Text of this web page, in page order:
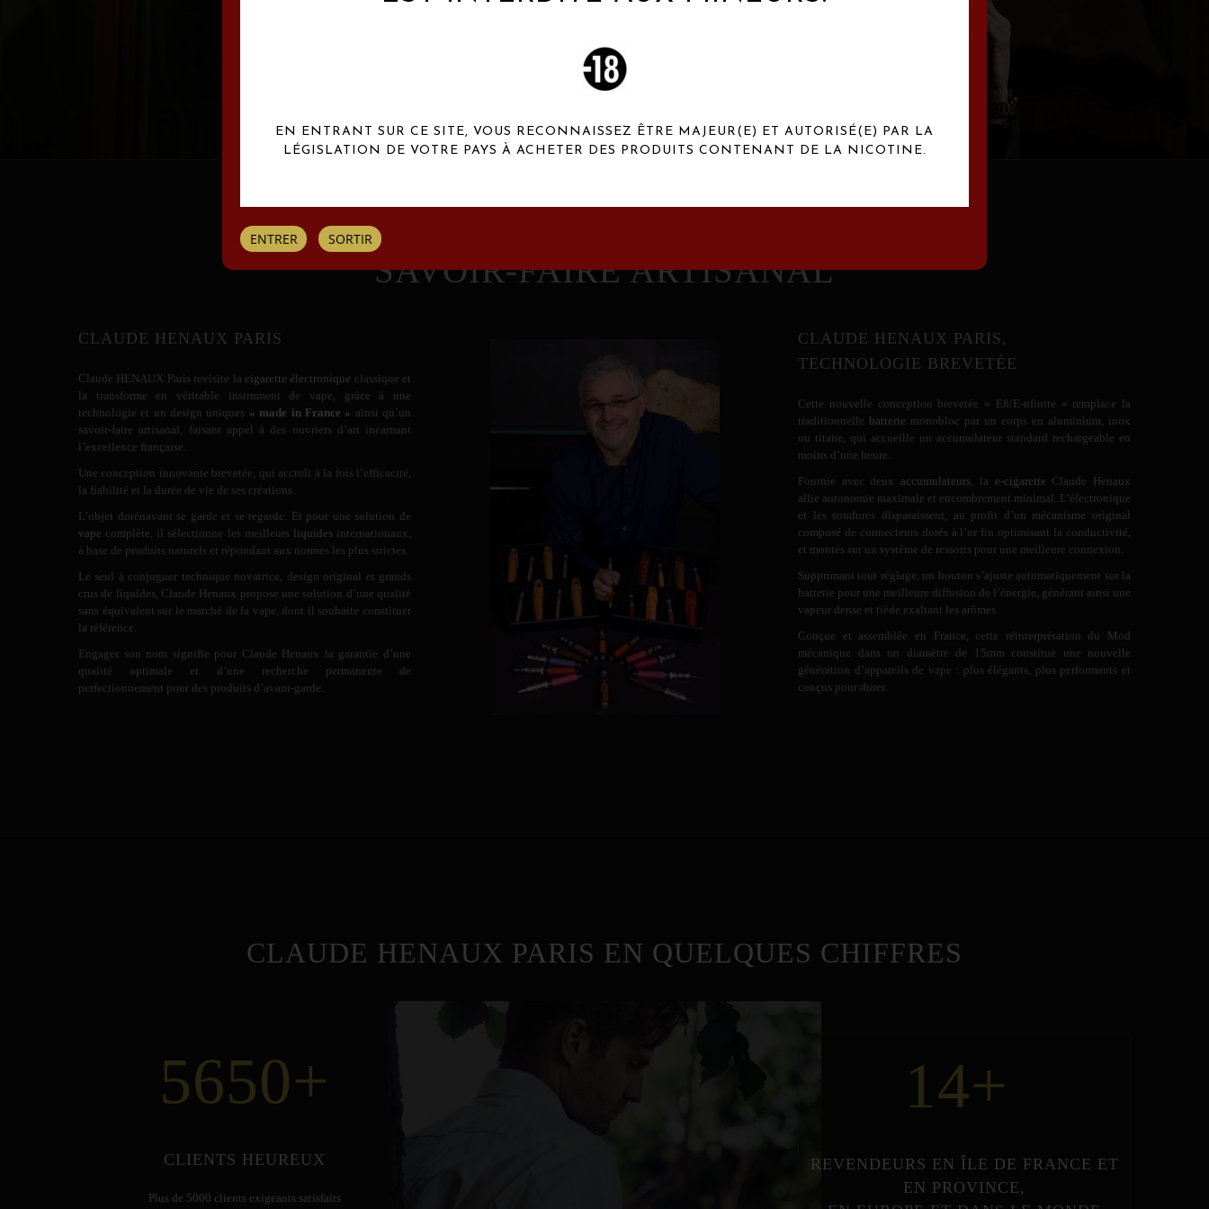
SAVOIR-FAIRE ARTISANAL
CLAUDE HENAUX PARIS
Claude HENAUX Paris revisite la cigarette électronique classique et
la transforme en véritable instrument de vape, grâce à une
technologie et un design uniques « made in France » ainsi qu’un
savoir-faire artisanal, faisant appel à des ouvriers d’art incarnant
l’excellence française.
Une conception innovante brevetée, qui accroît à la fois l’efficacité,
la fiabilité et la durée de vie de ses créations.
L’objet dorénavant se garde et se regarde. Et pour une solution de
vape complète, il sélectionne les meilleurs liquidesinternationaux,
à base de produits naturels et répondant aux normes les plus strictes.
Le seul à conjuguer technique novatrice, design original et grands
crus de liquides, Claude Henaux propose une solution d’une qualité
sans équivalent sur le marché de la vape, dont il souhaite constituer
la référence.
Engager son nom signifie pour Claude Henaux la garantie d’une
qualité optimale et d’une recherche permanente de
perfectionnement pour des produits d’avant-garde.
CLAUDE HENAUX PARIS,
TECHNOLOGIE BREVETÉE
Cette nouvelle conception brevetée « E8/E-nfinite » remplace la
traditionnelle batterie monobloc par un corps en aluminium, inox
ou titane, qui accueille un accumulateur standard rechargeable en
moins d’une heure.
Fournie avec deux accumulateurs , la e-cigarette Claude Henaux
allie autonomie maximale et encombrement minimal. L’électronique
et les soudures disparaissent, au profit d’un mécanisme original
composé de connecteurs dorés à l’or fin optimisant la conductivité,
et montés sur un système de ressorts pour une meilleure connexion.
Supprimant tout réglage, un bouton s’ajuste automatiquement sur la
batterie pour une meilleure diffusion de l’énergie, générant ainsi une
vapeur dense et tiède exaltant les arômes.
Conçue et assemblée en France, cette réinterprétation du Mod
mécanique dans un diamètre de 15mm constitue une nouvelle
génération d’appareils de vape : plus élégants, plus performants et
conçus pour durer.
CLAUDE HENAUX PARIS EN QUELQUES CHIFFRES
5650+
CLIENTS HEUREUX
Plus de 5000 clients exigeants satisfaits
14+
REVENDEURS EN ÎLE DE FRANCE ET
EN PROVINCE,
EN ENTRANT SUR CE SITE, VOUS RECONNAISSEZ ÊTRE MAJEUR(E) ET AUTORISÉ(E) PAR LA
LÉGISLATION DE VOTRE PAYS À ACHETER DES PRODUITS CONTENANT DE LA NICOTINE.
ENTRER SORTIR